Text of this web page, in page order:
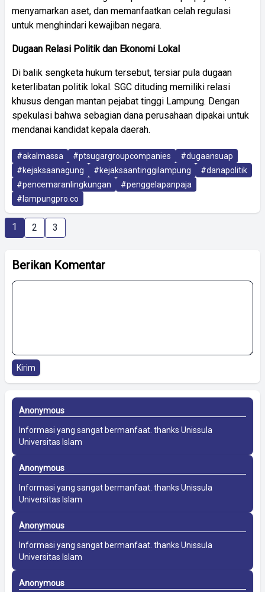
menyamarkan aset, dan memanfaatkan celah regulasi
untuk menghindari kewajiban negara.
Dugaan Relasi Politik dan Ekonomi Lokal
Di balik sengketa hukum tersebut, tersiar pula dugaan
keterlibatan politik lokal. SGC dituding memiliki relasi
khusus dengan mantan pejabat tinggi Lampung. Dengan
spekulasi bahwa sebagian dana perusahaan dipakai untuk
mendanai kandidat kepala daerah.
#akalmassa #ptsugargroupcompanies
#dugaansuap
#kejaksaanagung
#kejaksaantinggilampung
#danapolitik
#pencemaranlingkungan
#penggelapanpaja
#lampungpro.co
1 2 3
Berikan Komentar
Kirim
Anonymous
Informasi yang sangat bermanfaat. thanks Unissula
Universitas Islam
Anonymous
Informasi yang sangat bermanfaat. thanks Unissula
Universitas Islam
Anonymous
Informasi yang sangat bermanfaat. thanks Unissula
Universitas Islam
Anonymous